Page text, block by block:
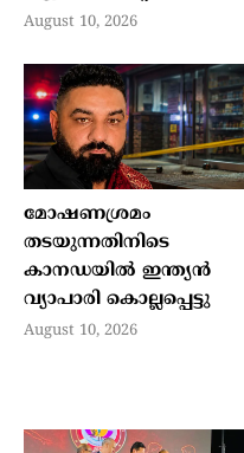
August 10, 2026
മോഷണശ്രമം
തടയുന്നതിനിടെ
കാനഡയില്‍ ഇന്ത്യന്‍
വ്യാപാരി കൊല്ലപ്പെട്ടു
August 10, 2026